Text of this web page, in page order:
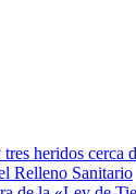
heridos cerca
Relleno Sanitario